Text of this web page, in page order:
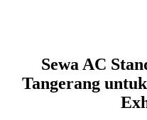
Sewa AC
Tangerang